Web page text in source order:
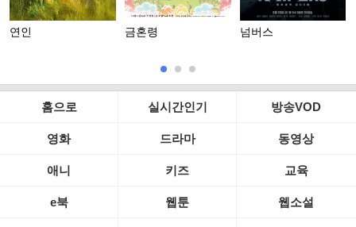
연인 금혼령 넘버스
홈으로 실시간인기 방송VOD
영화 드라마 동영상
애니 키즈 교육
e북 웹툰 웹소설